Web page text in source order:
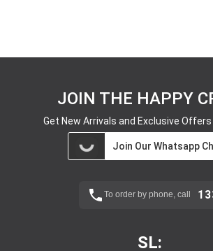
JOIN THE HAPPY
Get New Arrivals and Exclusive Offers
Join Our Whatsapp
To order by phone, call
SL: